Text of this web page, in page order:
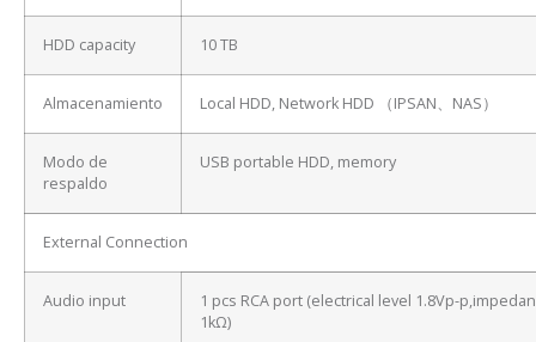
HDD capacity 10 TB
Almacenamiento Local HDD, Network HDD （IPSAN、NAS）
Modo de
respaldo
USB portable HDD, memory
External Connection
Audio input
1 pcs RCA port (electrical level 1.8Vp-
1kΩ)